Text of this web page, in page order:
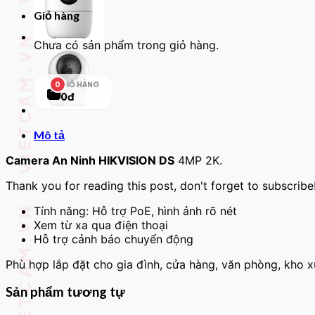
Giỏ hàng
Chưa có sản phẩm trong giỏ hàng.
0 GIỎ HÀNG
0đ
Mô tả
Camera An Ninh HIKVISION DS 4MP 2K.
Thank you for reading this post, don't forget to subscribe!
Tính năng: Hỗ trợ PoE, hình ảnh rõ nét
Xem từ xa qua điện thoại
Hỗ trợ cảnh báo chuyển động
Phù hợp lắp đặt cho gia đình, cửa hàng, văn phòng, kho
Sản phẩm tương tự